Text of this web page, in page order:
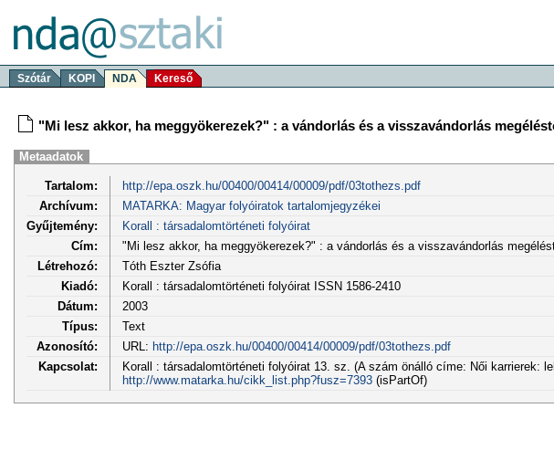
Szótár KOPI NDA Kereső
"Mi lesz akkor, ha meggyökerezek?" : a vándorlás és a visszavándorlás
Metaadatok
Tartalom:
http://epa.oszk.hu/00400/00414/00009/pdf/03tothezs.pdf
Archívum:
MATARKA: Magyar folyóiratok tartalomjegyzékei
Gyűjtemény:
Korall : társadalomtörténeti folyóirat
Cím:
"Mi lesz akkor, ha meggyökerezek?" : a vándorlás és a visszavándorlás
Létrehozó:
Tóth Eszter Zsófia
Kiadó:
Korall : társadalomtörténeti folyóirat ISSN 1586-2410
Dátum:
2003
Típus:
Text
Azonosító:
URL: http://epa.oszk.hu/00400/00414/00009/pdf/03tothezs.pdf
Kapcsolat:
Korall : társadalomtörténeti folyóirat 13. sz. (A szám önálló címe: Női karrierek:
http://www.matarka.hu/cikk_list.php?fusz=7393(isPartOf)